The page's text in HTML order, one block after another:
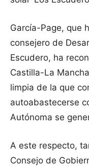
García-Page, que
consejero de
Escudero, ha
Castilla-La
limpia de la que
autoabastecerse
Autónoma se
A este respecto,
Consejo de